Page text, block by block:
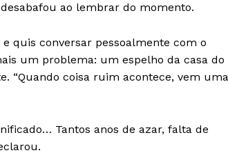
ao lembrar do momento.
quis conversar pessoalmente com o
um problema: um espelho da casa do
“Quando coisa ruim acontece, vem uma
Tantos anos de azar, falta de